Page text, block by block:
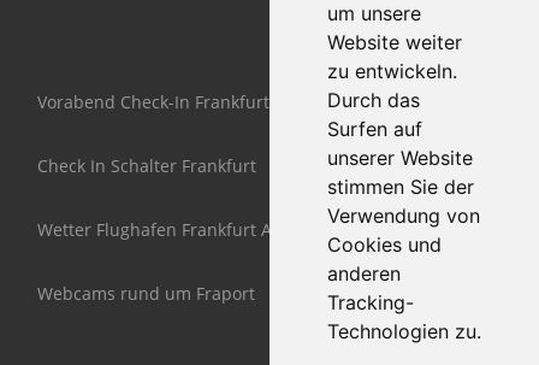
um unsere
Website weiter
zu entwickeln.
Durch das
Surfen auf
unserer Website
stimmen Sie der
Verwendung von
Cookies und
anderen
Tracking-
Technologien zu.
Vorabend Check-In Frankfurt
Check In Schalter Frankfurt
Wetter Flughafen Frankfurt Airport
Webcams rund um Fraport